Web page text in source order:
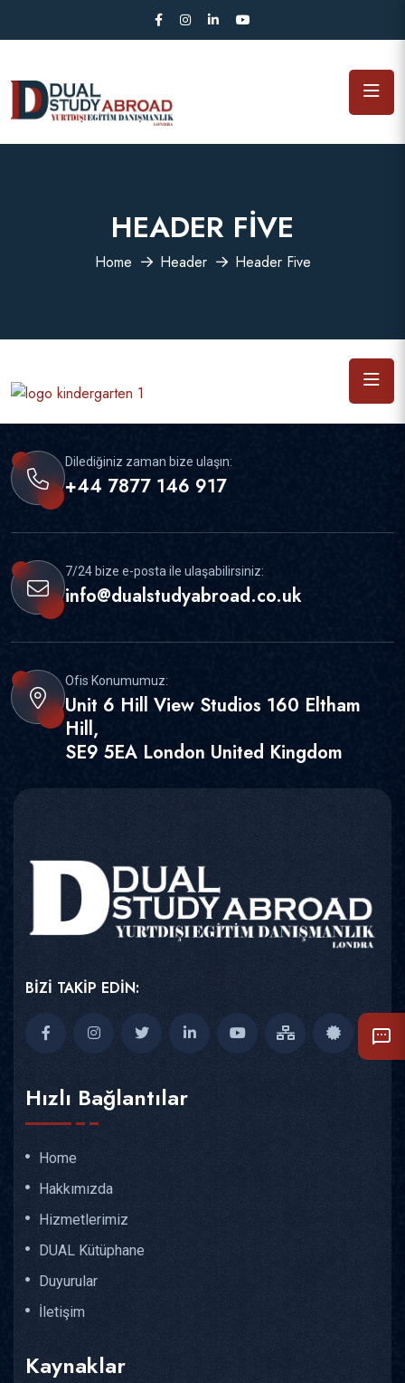
HEADER FIVE
Home Header Header Five
Dilediğiniz zaman bize ulaşın:
+44 7877 146 917
7/24 bize e-posta ile ulaşabilirsiniz:
info@dualstudyabroad.co.uk
Ofis Konumumuz:
Unit 6 Hill View Studios 160 Eltham
Hill,
SE9 5EA London United Kingdom
BİZİ TAKİP EDİN:
Hızlı Bağlantılar
Home
Hakkımızda
Hizmetlerimiz
DUAL Kütüphane
Duyurular
İletişim
Kaynaklar